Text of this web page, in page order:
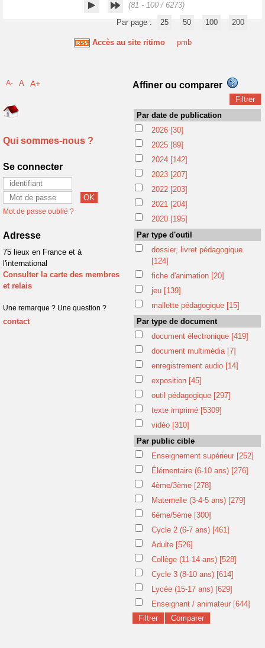
(81 - 100 / 6273)
Par page :
25 50 100 200
Accès au site ritimo pmb
A- A A+
Qui sommes-nous ?
Se connecter
Mot de passe oublié ?
Adresse
75 lieux en France et à
l'international
Consulter la carte des membres
et relais
Une remarque ? Une question ?
contact
Affiner ou comparer
Par date de publication
2026 [30]
2025 [89]
2024 [142]
2023 [207]
2022 [203]
2021 [204]
2020 [195]
Par type d'outil
dossier, livret pédagogique
[124]
fiche d'animation [20]
jeu [139]
mallette pédagogique [15]
Par type de document
document électronique [419]
document multimédia [7]
enregistrement audio [14]
exposition [45]
outil pédagogique [297]
texte imprimé [5309]
vidéo [310]
Par public cible
Enseignement supérieur [252]
Élémentaire (6-10 ans) [276]
4ème/3ème [278]
Maternelle (3-4-5 ans) [279]
6ème/5ème [300]
Cycle 2 (6-7 ans) [461]
Adulte [526]
Collège (11-14 ans) [528]
Cycle 3 (8-10 ans) [614]
Lycée (15-17 ans) [629]
Enseignant / animateur [644]